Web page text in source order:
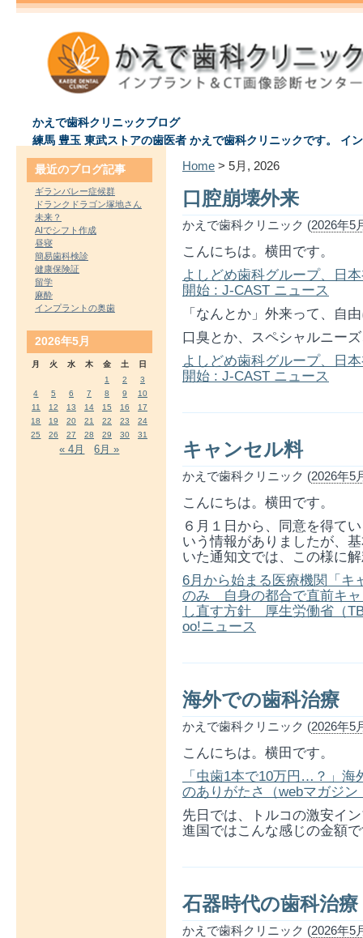
かえで歯科クリニックブログ
練馬 豊玉 東武ストアの歯医者 かえで歯科クリニックです。 イ
Home > 5月, 2026
口腔崩壊外来
かえで歯科クリニック (2026年5
こんにちは。横田です。
よしどめ歯科グループ、日
開始 : J-CAST ニュース
「なんとか」外来って、自
口臭とか、スペシャルニー
よしどめ歯科グループ、日
開始 : J-CAST ニュース
キャンセル料
かえで歯科クリニック (2026年5
こんにちは。横田です。
６月１日から、同意を得て
いう情報がありましたが、
いた通知文では、この様に
6月から始まる医療機関「
のみ 自身の都合で直前キ
し直す方針 厚生労働省（
oo!ニュース
海外での歯科治療
かえで歯科クリニック (2026年5
こんにちは。横田です。
「虫歯1本で10万円…？」
のありがたさ（webマガジ
先日では、トルコの激安イ
進国ではこんな感じの金額
石器時代の歯科治療
かえで歯科クリニック (2026年5
最近のブログ記事
ギランバレー症候群
ドランクドラゴン塚地さん
未来？
AIでシフト作成
昼寝
簡易歯科検診
健康保険証
留学
麻酔
インプラントの奥歯
2026年5月
月 火 水 木 金 土
日
1
2
3
4
5 6 7 8 9
10
11
12 13 14 15 16
17
18
19 20 21 22 23
24
25
26 27 28 29 30 31
« 4月 6月 »